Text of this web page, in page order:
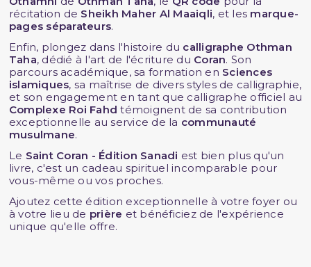
récitation de Sheikh Maher Al Maaiqli, et les marque-
pages séparateurs.
Enfin, plongez dans l'histoire du calligraphe Othman
Taha, dédié à l'art de l'écriture du Coran. Son
parcours académique, sa formation en Sciences
islamiques, sa maîtrise de divers styles de calligraphie,
et son engagement en tant que calligraphe officiel au
Complexe Roi Fahd témoignent de sa contribution
exceptionnelle au service de la communauté
musulmane.
Le Saint Coran - Édition Sanadi est bien plus qu'un
livre, c'est un cadeau spirituel incomparable pour
vous-même ou vos proches.
Ajoutez cette édition exceptionnelle à votre foyer ou
à votre lieu de prière et bénéficiez de l'expérience
unique qu'elle offre.